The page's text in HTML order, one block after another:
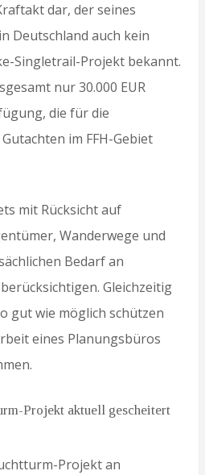
dar, der seines
Deutschland auch kein
Singletrail-Projekt bekannt.
nur 30.000 EUR
die für die
im FFH-Gebiet
mit Rücksicht auf
Wanderwege und
Bedarf an
Gleichzeitig
gut wie möglich schützen
eines Planungsbüros
Projekt aktuell gescheitert
Projekt an